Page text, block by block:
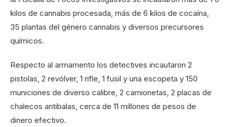
kilos de cannabis procesada, más de 6 kilos de cocaína,
35 plantas del género cannabis y diversos precursores
químicos.
Respecto al armamento los detectives incautaron 2
pistolas, 2 revólver, 1 rifle, 1 fusil y una escopeta y 150
municiones de diverso calibre, 2 camionetas, 2 placas de
chalecos antibalas, cerca de 11 millones de pesos de
dinero efectivo.